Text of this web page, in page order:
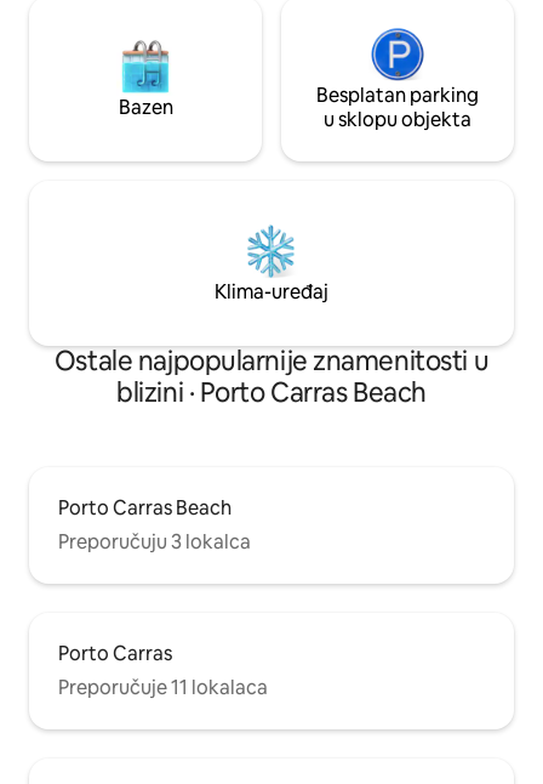
Bazen
Besplatan parking
u sklopu objekta
Klima-uređaj
Ostale najpopularnije znamenitosti u
blizini · Porto Carras Beach
Porto Carras Beach
Preporučuju 3 lokalca
Porto Carras
Preporučuje 11 lokalaca